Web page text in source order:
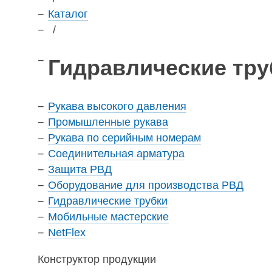
Каталог
/
Гидравлические
Рукава высокого давления
Промышленные рукава
Рукава по серийным номерам
Соединительная арматура
Защита РВД
Оборудование для производства РВД
Гидравлические трубки
Мобильные мастерские
NetFlex
Конструктор продукции